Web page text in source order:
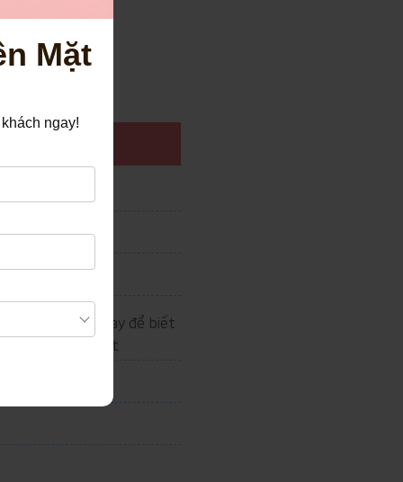
– Liên hệ ngay để biết
thêm chi tiết
Mặt
ngay!